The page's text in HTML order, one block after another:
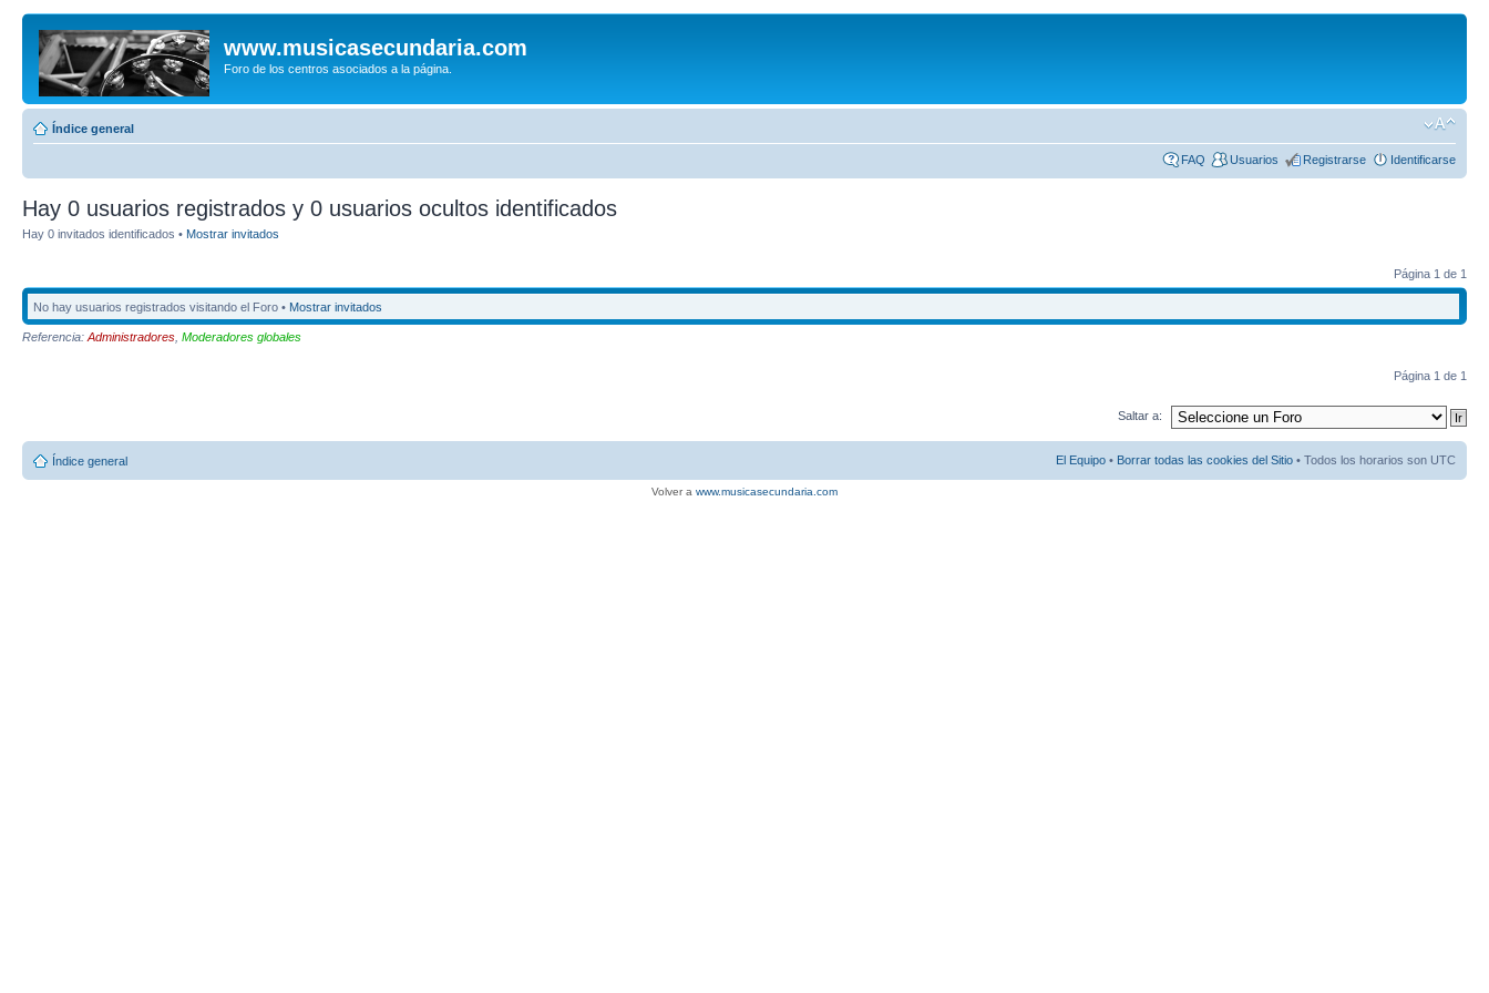
www.musicasecundaria.com
Foro de los centros asociados a la página.
Índice general
FAQ Usuarios Registrarse Identificarse
Hay 0 usuarios registrados y 0 usuarios ocultos identificados
Hay 0 invitados identificados • Mostrar invitados
Página 1 de 1
No hay usuarios registrados visitando el Foro • Mostrar invitados
Referencia: Administradores Moderadores globales
Página 1 de 1
Saltar a:
Índice general El Equipo • Borrar todas las cookies del Sitio • Todos los horarios son UTC
Volver a www.musicasecundaria.com